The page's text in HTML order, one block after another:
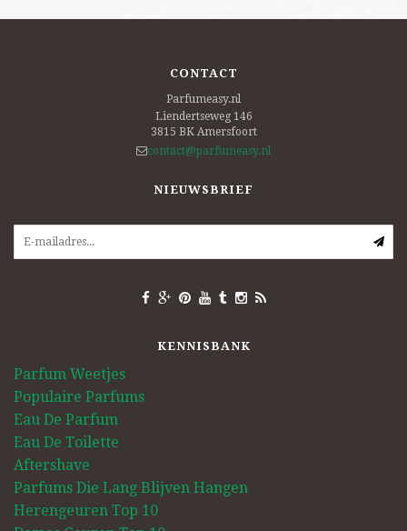
CONTACT
Parfumeasy.nl
Liendertseweg 146
3815 BK Amersfoort
contact@parfumeasy.nl
NIEUWSBRIEF
KENNISBANK
Parfum Weetjes
Populaire Parfums
Eau De Parfum
Eau De Toilette
Aftershave
Parfums Die Lang Blijven Hangen
Herengeuren Top 10